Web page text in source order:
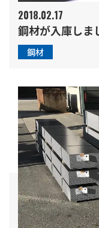
2018.02.17
鋼材が入庫しま
鋼材